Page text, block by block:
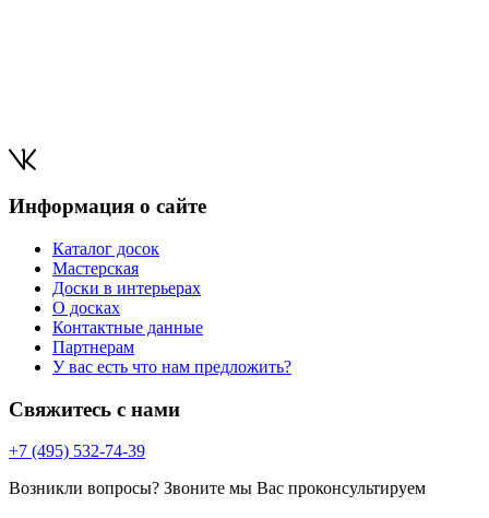
Информация о сайте
Каталог досок
Мастерская
Доски в интерьерах
О досках
Контактные данные
Партнерам
У вас есть что нам предложить?
Свяжитесь с нами
+7 (495) 532-74-39
Возникли вопросы? Звоните мы Вас проконсультируем